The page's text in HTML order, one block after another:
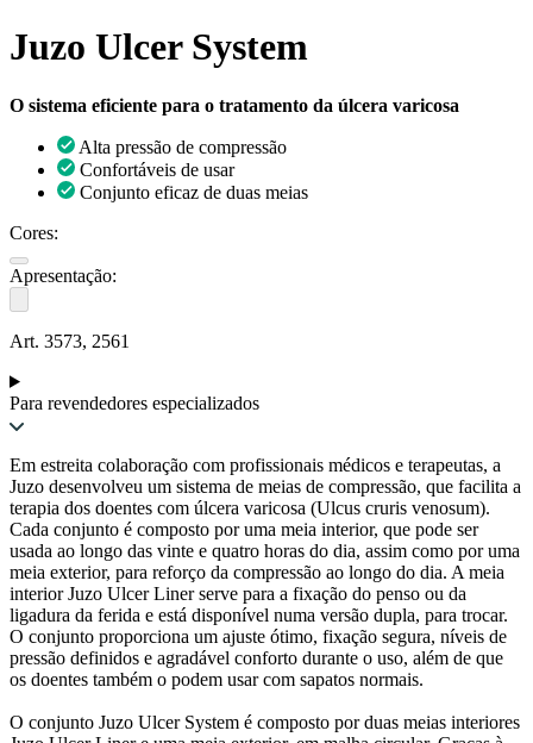
Juzo Ulcer System
O sistema eficiente para o tratamento da úlcera varicosa
Alta pressão de compressão
Confortáveis de usar
Conjunto eficaz de duas meias
Cores:
Apresentação:
Art. 3573, 2561
Para revendedores especializados
Em estreita colaboração com profissionais médicos e terapeutas, a
Juzo desenvolveu um sistema de meias de compressão, que facilita a
terapia dos doentes com úlcera varicosa (Ulcus cruris venosum).
Cada conjunto é composto por uma meia interior, que pode ser
usada ao longo das vinte e quatro horas do dia, assim como por uma
meia exterior, para reforço da compressão ao longo do dia. A meia
interior Juzo Ulcer Liner serve para a fixação do penso ou da
ligadura da ferida e está disponível numa versão dupla, para trocar.
O conjunto proporciona um ajuste ótimo, fixação segura, níveis de
pressão definidos e agradável conforto durante o uso, além de que
os doentes também o podem usar com sapatos normais.
O conjunto Juzo Ulcer System é composto por duas meias interiores